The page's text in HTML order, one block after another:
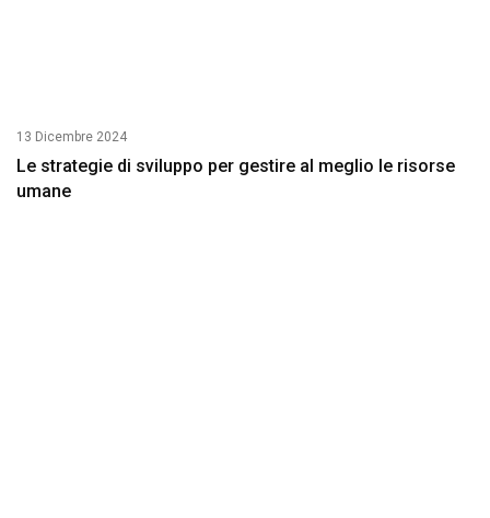
13 Dicembre 2024
Le strategie di sviluppo per gestire al meglio le risorse
umane